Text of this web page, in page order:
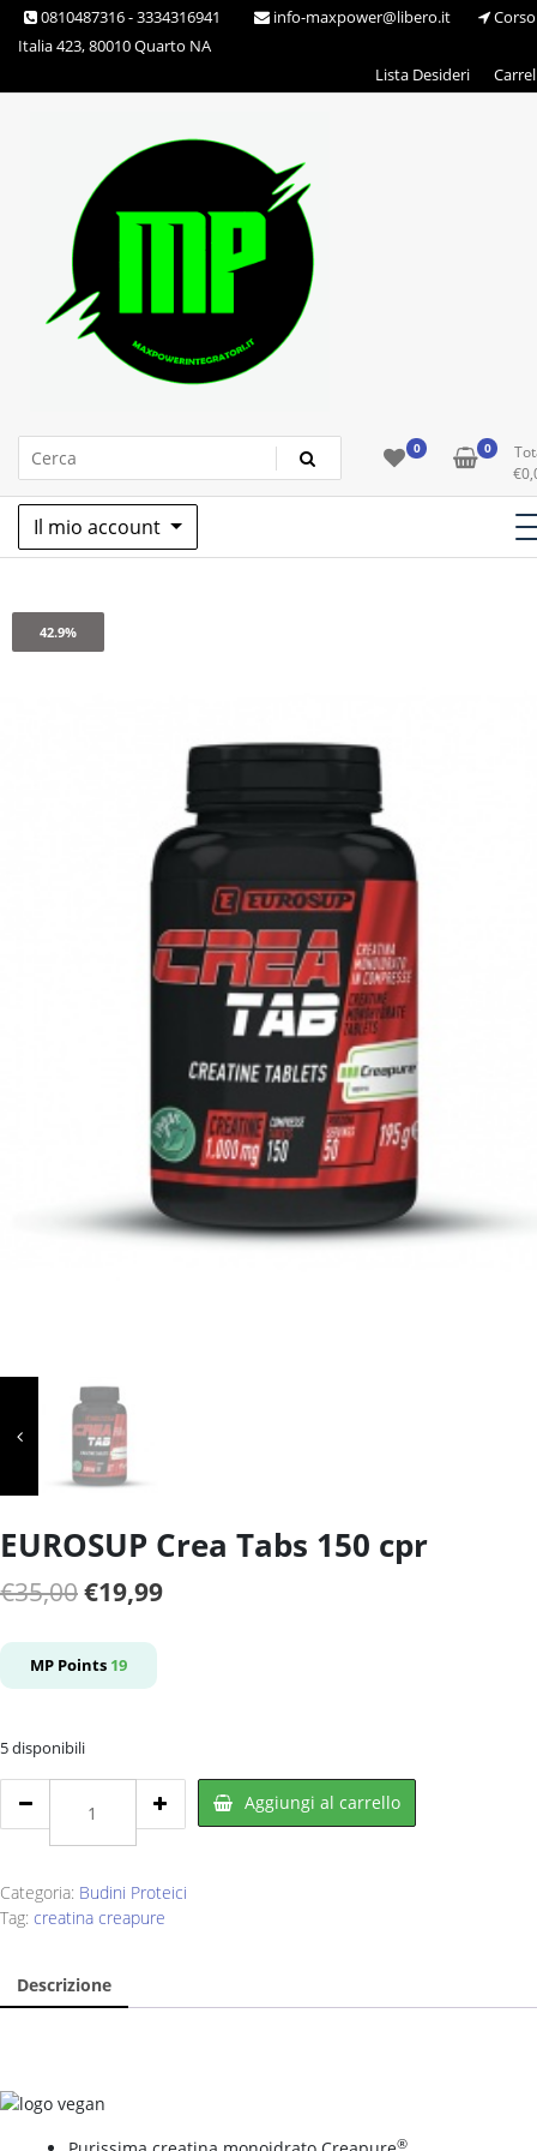
Skip 0810487316 - 3334316941 info-maxpower@libero.it
Corso
Italia 423, 80010 Quarto NA
Lista Desideri
Max Power Integratori 0 0
€
Il mio account
42.9%
EUROSUP Crea Tabs 150 cpr
€35,00Il
originale
€35,00.
€19,99Il
MP Points 19
5 disponibili
Tabs
cpr
quantity
Aggiungi al carrello
Categoria: Budini Proteici
Tag: creatina creapure
Descrizione
®